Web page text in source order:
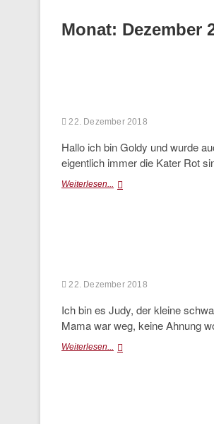
Monat: Dezember
22. Dezember 2018
Hallo ich bin Goldy und wurde
eigentlich immer die Kater Rot
Weiterlesen... Goldy
22. Dezember 2018
Ich bin es Judy, der kleine
Mama war weg, keine Ahnung
Weiterlesen... Judy